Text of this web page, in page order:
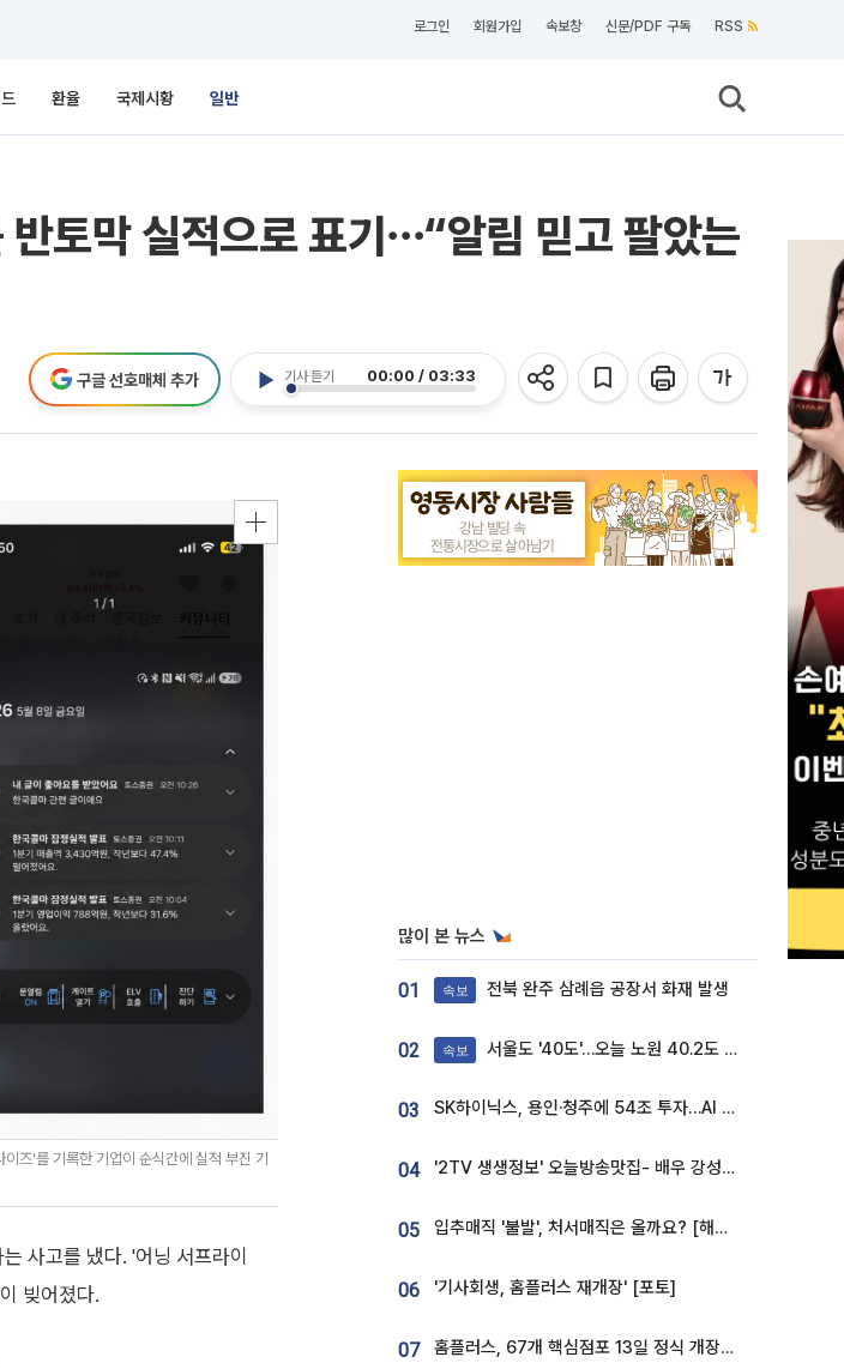
로그인 회원가입 속보창 신문/PDF 구독 RSS
환율 국제시황 일반
토막 실적으로 표기⋯“알림 믿고 팔았는
기사 듣기 00:00 / 03:33
구글 선호매체 추가
즈'를 기록한 기업이 순식간에 실적 부진 기
사고를 냈다. '어닝 서프라이
빚어졌다.
많이 본 뉴스
01 속보 전북 완주 삼례읍 공장서 화재 발생
02 속보 서울도 '40도'…오늘 노원 40.2도 기록
03 SK하이닉스, 용인·청주에 54조 투자…AI 메모리 생산기지 키운다
04 '2TV 생생정보' 오늘방송맛집- 배우 강성진 단골! 쌀국수ㆍ푸팟퐁 커리 맛집 '블○○○'
05 입추매직 '불발', 처서매직은 올까요? [해시태그]
06 '기사회생, 홈플러스 재개장' [포토]
07 홈플러스, 67개 핵심점포 13일 정식 개장…영업 재개 속도